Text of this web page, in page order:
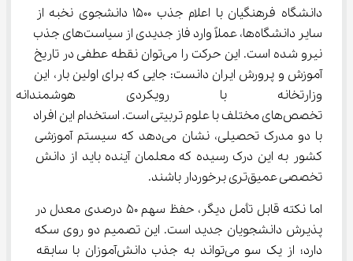
دانشگاه فرهنگیان با اعلام جذب 1500 دانشجوی نخبه از
سایر دانشگاه‌ها، عملاً وارد فاز جدیدی از سیاست‌های جذب
نیرو شده است. این حرکت را می‌توان نقطه عطفی در تاریخ
آموزش و پرورش ایران دانست: جایی که برای اولین بار، این
وزارتخانه با رویکردی
تخصص‌های مختلف با علوم تربیتی است. استخدام این افراد
با دو مدرک تحصیلی، نشان می‌دهد که سیستم آموزشی
کشور به این درک رسیده که معلمان آینده باید از دانش
تخصصی عمیق‌تری برخوردار باشند.
اما نکته قابل تأمل دیگر، حفظ سهم 50 درصدی معدل در
پذیرش دانشجویان جدید است. این تصمیم دو روی سکه
دارد؛ از یک سو می‌تواند به جذب دانش‌آموزان با سابقه